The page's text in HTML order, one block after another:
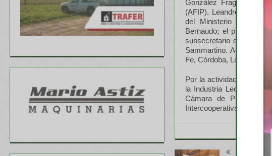
González Fraga; el
(AFIP), Leandro Cuccioli
del Ministerio
Bernaudo; el presidente
subsecretario de
Sammartino.
Fe, Córdoba, La Pampa,
Por la actividad privada
la Industria Lechera, de
Cámara de
Intercooperativa de